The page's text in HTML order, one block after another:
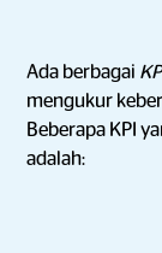
Ada berbagai
mengukur
Beberapa KPI
adalah: